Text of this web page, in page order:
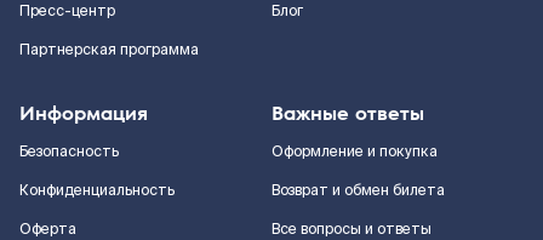
Пресс-центр
Партнерская программа
Блог
Информация
Безопасность
Конфиденциальность
Оферта
Важные ответы
Оформление и покупка
Возврат и обмен билета
Все вопросы и ответы